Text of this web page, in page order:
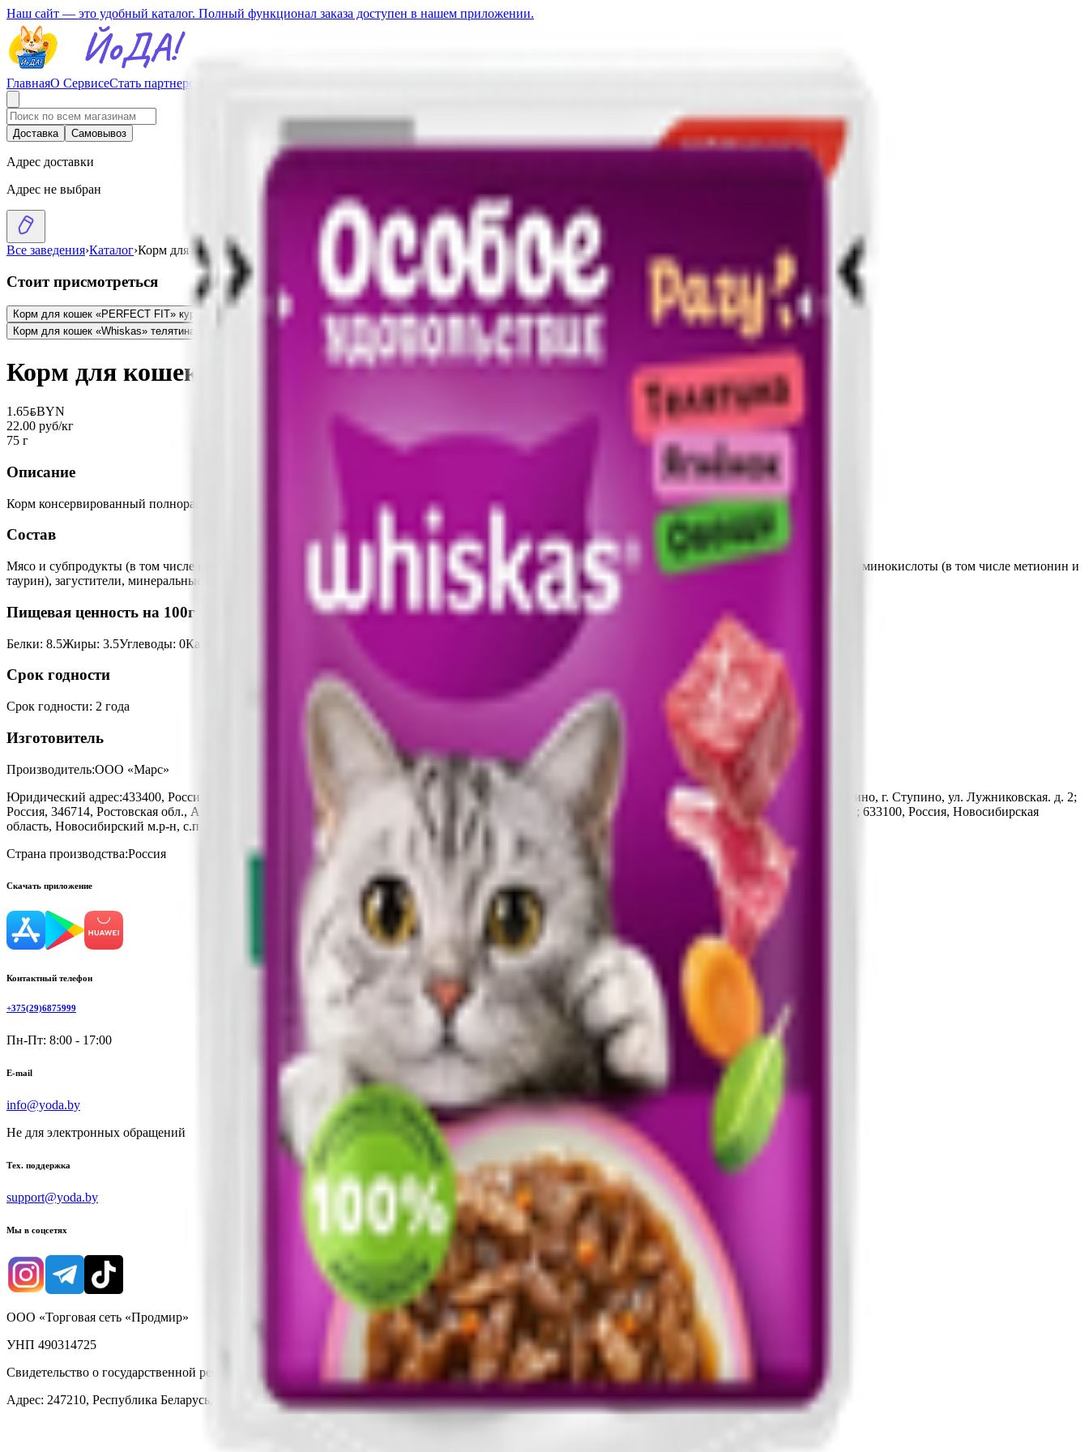
Наш сайт — это удобный каталог. Полный функционал заказа доступен в нашем приложении.
ГлавнаяО СервисеСтать партнером
Доставка Самовывоз
Адрес доставки
Адрес не выбран
Все заведения›Каталог›Корм для кошек «Perfect Fit» индейка в соусе
Стоит присмотреться
Корм для кошек «PERFECT FIT» курица Корм для кошек «PERFECT FIT» курица1.65BYNBYN Корм для кошек «Perfect Fit» индейка1.90
Корм для кошек «Whiskas» телятина-ягненок-овощи
Корм для кошек «Perfect Fit» индейка в соусе
1.65BYNBYN
22.00 руб/кг
75 г
Описание
Корм консервированный полнорационный Perfect Fit «Индейка в соусе» для взрослых кошек с чувствительным пищеварением с индейкой в соусе.
Состав
Мясо и субпродукты (в том числе индейка), продукты животного происхождения, продукты растительного происхождения (в том числе рис, цикорий), аминокислоты (в том числе метионин и
таурин), загустители, минеральные вещества, подсолнечное масло, витамины, ксилоза, натуральный краситель бета-каротин.
Пищевая ценность на 100г
Белки: 8.5Жиры: 3.5Углеводы: 0Калории
Срок годности
Срок годности: 2 года
Изготовитель
Производитель:ООО «Марс»
Юридический адрес:433400, Россия, Ульяновская обл., Чердаклинский р-н, рп. Чердаклы, ул. Степная, зд. 20; 142800, Россия, Московская обл., г.о. Ступино, г. Ступино, ул. Лужниковская. д. 2;
Россия, 346714, Ростовская обл., Аксайский р-н, ст-ца Грушевская, ул. Марсово поле,1; 196140, Россия, г. Сантк-Петербург, Пулковское, Ш., д. 48, лит. А; 633100, Россия, Новосибирская
область, Новосибирский м.р-н, с.п. Толмачевский с/с, платф. 3307, км, д. 15
Страна производства:Россия
Скачать приложение
Контактный телефон
+375(29)6875999
Пн-Пт: 8:00 - 17:00
E-mail
info@yoda.by
Не для электронных обращений
Тех. поддержка
support@yoda.by
Мы в соцсетях
ООО «Торговая сеть «Продмир»
УНП 490314725
Свидетельство о государственной регистрации № 490314725 от 30.05.2003г выдано Гомельским облисполкомом
Адрес: 247210, Республика Беларусь, Гомельская обл., г. Жлобин, ул. Козлова 2-А